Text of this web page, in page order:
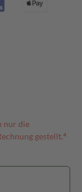
nur die
gestellt.⁴